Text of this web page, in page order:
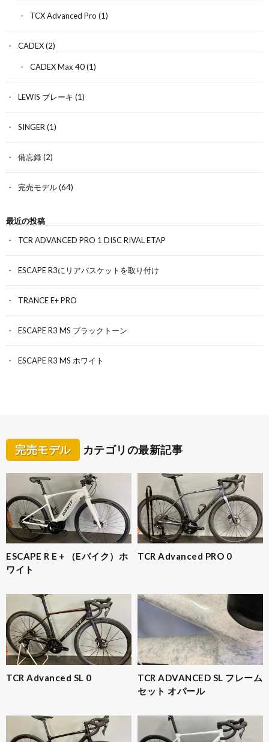
TCX Advanced Pro (1)
CADEX(2)
CADEX Max 40(1)
LEWIS ブレーキ (1)
SINGER (1)
備忘録(2)
完売モデル(64)
最近の投稿
TCR ADVANCED PRO 1 DISC RIVAL ETAP
ESCAPE R3にリアバスケットを取り付け
TRANCE E+ PRO
ESCAPE R3 MS ブラックトーン
ESCAPE R3 MS ホワイト
完売モデル カテゴリの最新記事
ESCAPE R E＋（Eバイク）ホ
ワイト
TCR Advanced PRO 0
TCR Advanced SL 0
TCR ADVANCED SL フレーム
セット オパール